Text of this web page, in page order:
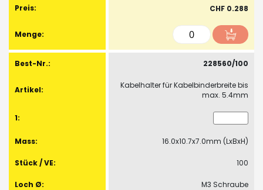
CHF 0.288
228560/100
Kabelhalter für Kabelbinderbreite bis
max. 5.4mm
16.0x10.7x7.0mm (LxBxH)
100
M3 Schraube